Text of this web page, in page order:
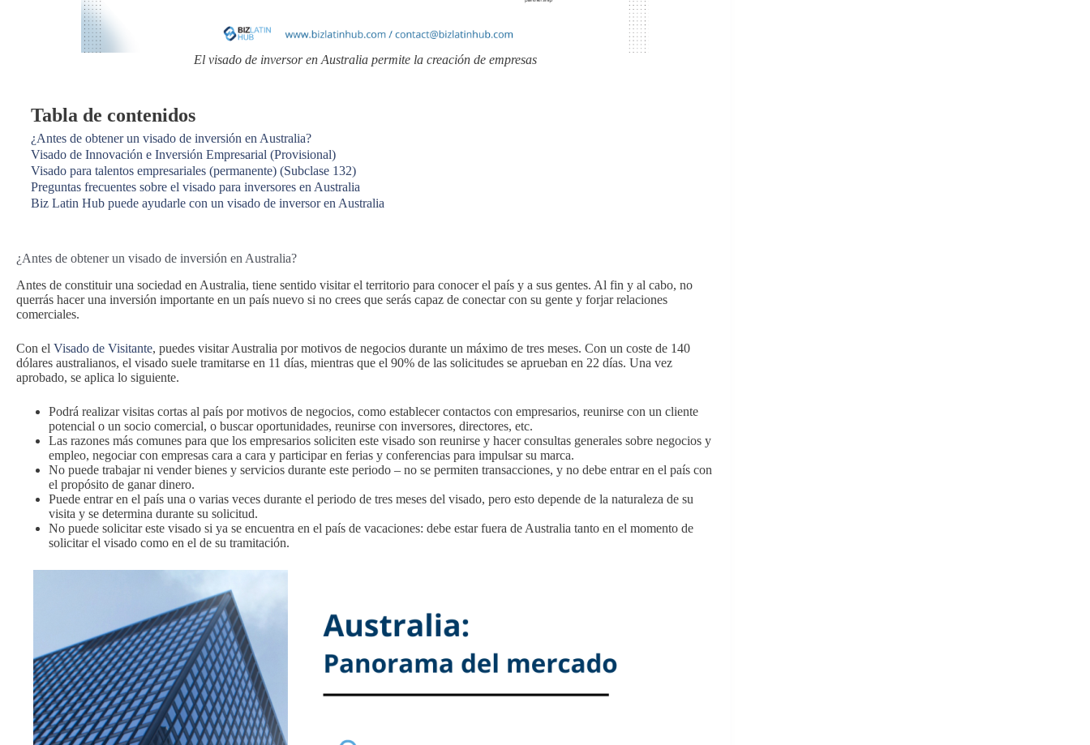
El visado de inversor en Australia permite la creación de empresas
Tabla de contenidos
¿Antes de obtener un visado de inversión en Australia?
Visado de Innovación e Inversión Empresarial (Provisional)
Visado para talentos empresariales (permanente) (Subclase 132)
Preguntas frecuentes sobre el visado para inversores en Australia
Biz Latin Hub puede ayudarle con un visado de inversor en Australia
¿Antes de obtener un visado de inversión en Australia?
Antes de constituir una sociedad en Australia, tiene sentido visitar el territorio para conocer el país y a sus gentes. Al fin y al cabo, no
querrás hacer una inversión importante en un país nuevo si no crees que serás capaz de conectar con su gente y forjar relaciones
comerciales.
Con el Visado de Visitante, puedes visitar Australia por motivos de negocios durante un máximo de tres meses. Con un coste de 140
dólares australianos, el visado suele tramitarse en 11 días, mientras que el 90% de las solicitudes se aprueban en 22 días. Una vez
aprobado, se aplica lo siguiente.
Podrá realizar visitas cortas al país por motivos de negocios, como establecer contactos con empresarios, reunirse con un cliente
potencial o un socio comercial, o buscar oportunidades, reunirse con inversores, directores, etc.
Las razones más comunes para que los empresarios soliciten este visado son reunirse y hacer consultas generales sobre negocios y
empleo, negociar con empresas cara a cara y participar en ferias y conferencias para impulsar su marca.
No puede trabajar ni vender bienes y servicios durante este periodo – no se permiten transacciones, y no debe entrar en el país con
el propósito de ganar dinero.
Puede entrar en el país una o varias veces durante el periodo de tres meses del visado, pero esto depende de la naturaleza de su
visita y se determina durante su solicitud.
No puede solicitar este visado si ya se encuentra en el país de vacaciones: debe estar fuera de Australia tanto en el momento de
solicitar el visado como en el de su tramitación.